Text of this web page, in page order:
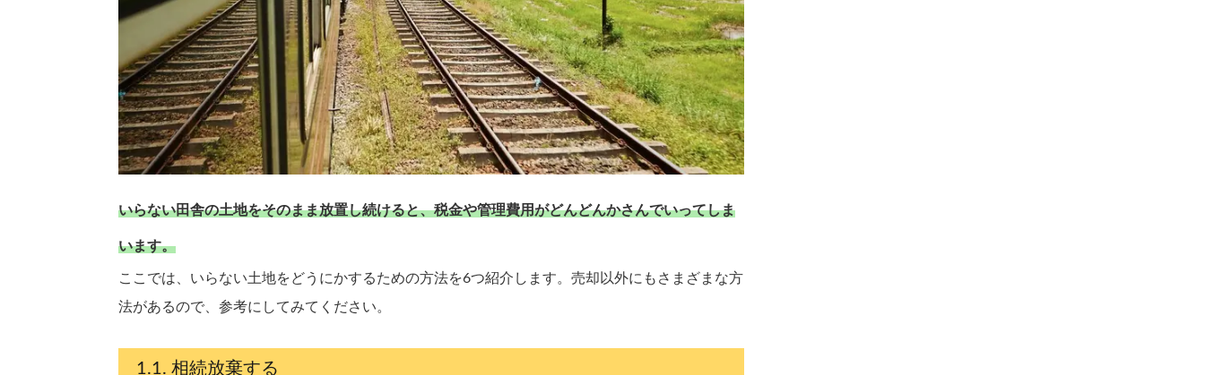
いらない田舎の土地をそのまま放置し続けると、税金や管理費用がどんどんかさんでいってしま
います。
ここでは、いらない土地をどうにかするための方法を6つ紹介します。売却以外にもさまざまな方
法があるので、参考にしてみてください。
相続放棄する